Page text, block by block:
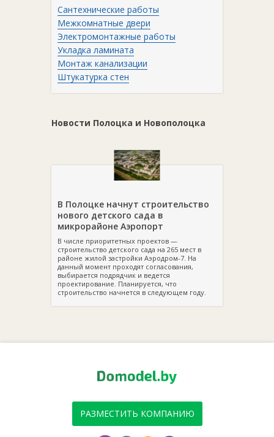
Сантехнические работы
Межкомнатные двери
Электромонтажные работы
Укладка ламината
Монтаж канализации
Штукатурка стен
Новости Полоцка и Новополоцка
В Полоцке начнут строительство
нового детского сада в
микрорайоне Аэропорт
В числе приоритетных проектов —
строительство детского сада на 265 мест в
районе жилой застройки Аэродром-7. На
данный момент проходят согласования,
выбирается подрядчик и ведется
проектирование. Планируется, что
строительство начнется в следующем году.
РАЗМЕСТИТЬ КОМПАНИЮ